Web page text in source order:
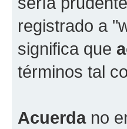
registrado a
significa que
términos tal
Acuerdano